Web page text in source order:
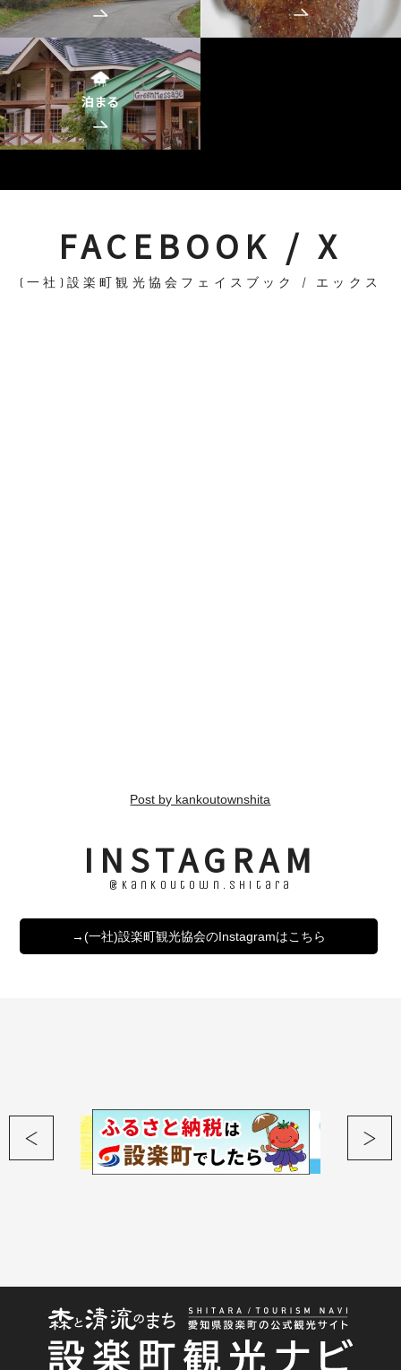
泊まる
FACEBOOK / X
(一社)設楽町観光協会フェイスブック / エックス
Post by kankoutownshita
INSTAGRAM
@kankoutown.shitara
→(一社)設楽町観光協会のInstagramはこちら